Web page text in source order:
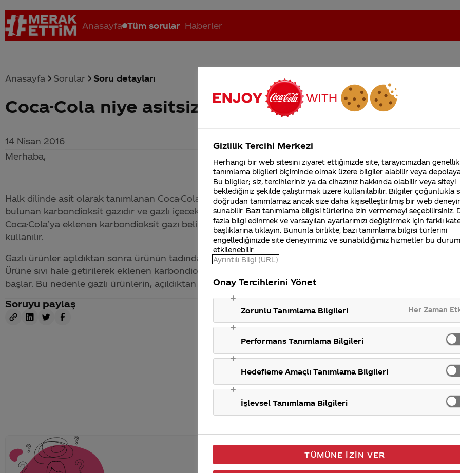
Anasayfa Tüm sorular Haberler
Coca-Cola nerenin malı? Coca cola İsrail malı mı Yani ... Coca-Cola'nın Filistin'de fabr... Coca-Cola’yı kim buldu?
Anasayfa Sorular Soru detayları
Coca-Cola niye asitsiz?
14 Nisan 2016
Merhaba,
Halk dilinde asit olarak tanımlanan Coca-Cola
'nın kabarcıkları asit değil, bazı maden sularında da doğal
bulunan karbondioksit gazıdır ve gazlı içeceklere baloncuklu etkiyi vermek için eklenir. Üretim sırasında
Coca-Cola’ya eklenen karbondioksit gazı belirlenen standartlar dahilindedir ve her zaman aynı miktarda
kullanılır.
Gazlı ürünler açıldıktan sonra ürünün tadındaki değişiklik karbondioksit gazındaki azalma ile meydana
Ürüne sıvı hale getirilerek eklenen karbondioksit gazı ürün açıldığında, gaz fazına dönüşerek hava ile
başlar. Bu nedenle gazlı ürünlerin, açıldıktan sonra makul sürede tüketilmesi önerilmektedir.
Soruyu paylaş
Coca-Cola Şirketi
merak ettikleriniz.
Fabrikalarımız,
sertifikalarımız, faaliyet
gösterdiğimiz ülkeler,
tarihçemiz ve daha
Gizlilik Tercihi Merkezi
Herhangi bir web sitesini ziyaret ettiğinizde site, tarayıcınızdan
tanımlama bilgileri biçiminde olmak üzere bilgiler alabilir veya
Bu bilgiler; siz, tercihleriniz ya da cihazınız hakkında olabilir veya siteyi
beklediğiniz şekilde çalıştırmak üzere kullanılabilir. Bilgiler çoğunlukla
doğrudan tanımlamaz ancak size daha kişiselleştirilmiş bir web
sunabilir. Bazı tanımlama bilgisi türlerine izin vermemeyi seçebilirsiniz.
fazla bilgi edinmek ve varsayılan ayarlarımızı değiştirmek için farklı
başlıklarına tıklayın. Bununla birlikte, bazı tanımlama bilgisi türlerini
engellediğinizde site deneyiminiz ve sunabildiğimiz hizmetler bu
etkilenebilir.
Ayrıntılı Bilgi (URL)
Onay Tercihlerini Yönet
Zorunlu Tanımlama Bilgileri Her Zaman
Performans Tanımlama Bilgileri
Hedefleme Amaçlı Tanımlama Bilgileri
İşlevsel Tanımlama Bilgileri
TÜMÜNE İZIN VER